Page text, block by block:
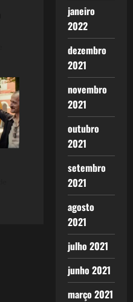
janeiro
2022
dezembro
2021
novembro
2021
outubro
2021
setembro
2021
agosto
2021
julho 2021
junho 2021
março 2021